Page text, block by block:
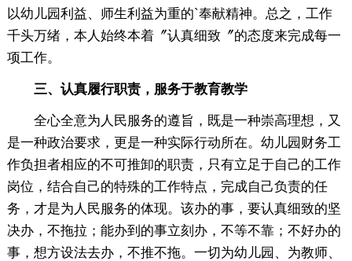
以幼儿园利益、师生利益为重的`奉献精神。总之，工作
千头万绪，本人始终本着〞认真细致〞的态度来完成每一
项工作。
三、认真履行职责，服务于教育教学
全心全意为人民服务的遵旨，既是一种崇高理想，又
是一种政治要求，更是一种实际行动所在。幼儿园财务工
作负担者相应的不可推卸的职责，只有立足于自己的工作
岗位，结合自己的特殊的工作特点，完成自己负责的任
务，才是为人民服务的体现。该办的事，要认真细致的坚
决办，不拖拉；能办到的事立刻办，不等不靠；不好办的
事，想方设法去办，不推不拖。一切为幼儿园、为教师、